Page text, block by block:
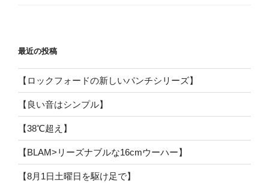
最近の投稿
【ロックフォードの新しいパンチシリーズ】
【良い音はシンプル】
【38℃超え】
【BLAM>リーズナブルな16cmウーハー】
【8月1日土曜日を駆け足で】